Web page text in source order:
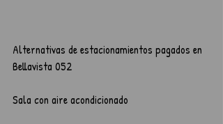
Alternativas de estacionamientos pagados en
Bellavista 052
Sala con aire acondicionado